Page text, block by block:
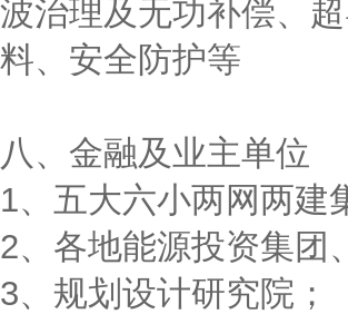
波治理及无功补偿、
料、安全防护等
八、金融及业主单位
1、五大六小两网两建
2、各地能源投资集团
3、规划设计研究院；